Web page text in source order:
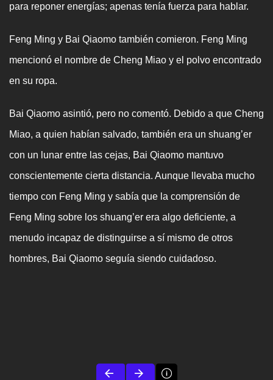
para reponer energías; apenas tenía fuerza para hablar.
Feng Ming y Bai Qiaomo también comieron. Feng Ming
mencionó el nombre de Cheng Miao y el polvo encontrado
en su ropa.
Bai Qiaomo asintió, pero no comentó. Debido a que Cheng
Miao, a quien habían salvado, también era un shuang’er
con un lunar entre las cejas, Bai Qiaomo mantuvo
conscientemente cierta distancia. Aunque llevaba mucho
tiempo con Feng Ming y sabía que la comprensión de
Feng Ming sobre los shuang’er era algo deficiente, a
menudo incapaz de distinguirse a sí mismo de otros
hombres, Bai Qiaomo seguía siendo cuidadoso.